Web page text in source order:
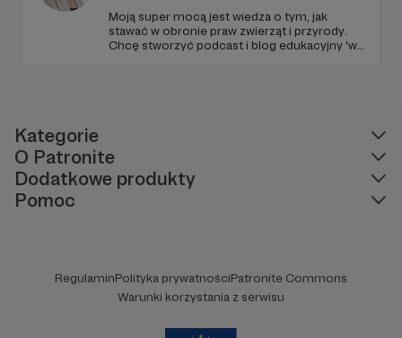
Moją super mocą jest wiedza o tym, jak
stawać w obronie praw zwierząt i przyrody.
Chcę stworzyć podcast i blog edukacyjny 'w
Kategorie
O Patronite
Dodatkowe produkty
Pomoc
RegulaminPolityka prywatnościPatronite Commons
Warunki korzystania z serwisu